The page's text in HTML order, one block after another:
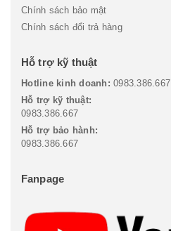
Chính sách bảo mật
Chính sách đổi trả hàng
Hỗ trợ kỹ thuật
Hotline kinh doanh: 0983.386.667
Hỗ trợ kỹ thuật:
0983.386.667
Hỗ trợ bảo hành:
0983.386.667
Fanpage